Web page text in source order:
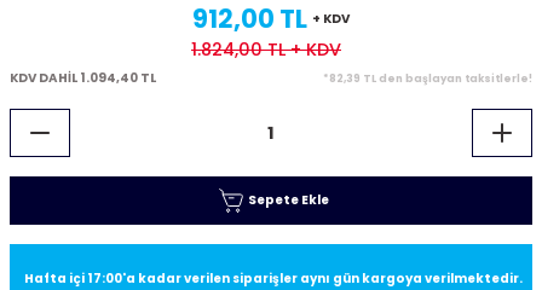
912,00 TL + KDV
1.824,00 TL+ KDV
KDV DAHİL 1.094,40 TL *82,39 TL den başlayan taksitlerle!
Sepete Ekle
Hafta içi 17:00'a kadar verilen siparişler aynı gün kargoya verilmektedir.